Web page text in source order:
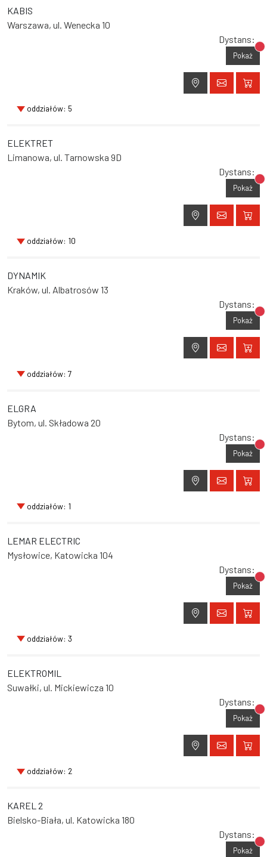
KABIS
Warszawa, ul. Wenecka 10
Dystans:
Pokaż
oddziałów: 5
ELEKTRET
Limanowa, ul. Tarnowska 9D
Dystans:
Pokaż
oddziałów: 10
DYNAMIK
Kraków, ul. Albatrosów 13
Dystans:
Pokaż
oddziałów: 7
ELGRA
Bytom, ul. Składowa 20
Dystans:
Pokaż
oddziałów: 1
LEMAR ELECTRIC
Mysłowice, Katowicka 104
Dystans:
Pokaż
oddziałów: 3
ELEKTROMIL
Suwałki, ul. Mickiewicza 10
Dystans:
Pokaż
oddziałów: 2
KAREL 2
Bielsko-Biała, ul. Katowicka 180
Dystans:
Pokaż